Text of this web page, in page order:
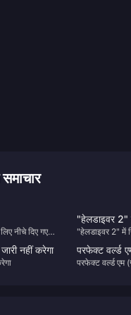
नीचे दिए गए
"हेलडाइवर
अधिकारी
"हेलडाइवर 2" में
क्षमता बढ़ाने के
नहीं करेगा परफेक्ट वर्ल्ड
परफेक्ट वर्ल्ड एम